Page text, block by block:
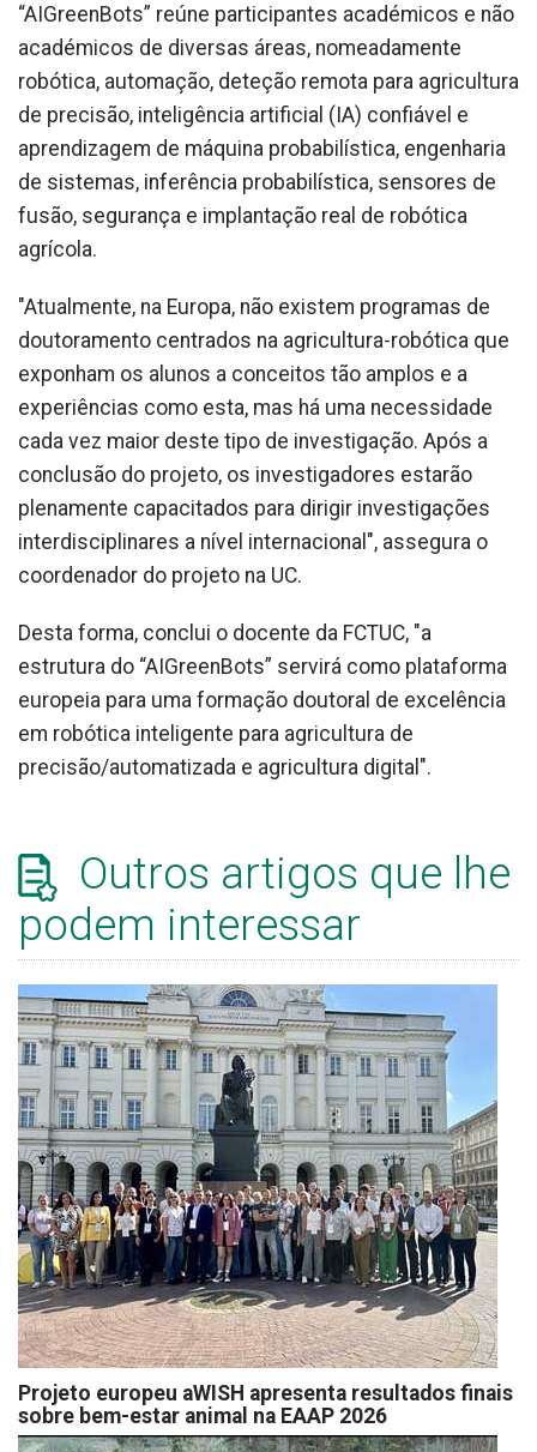
“AIGreenBots” reúne participantes académicos e não
académicos de diversas áreas, nomeadamente
robótica, automação, deteção remota para agricultura
de precisão, inteligência artificial (IA) confiável e
aprendizagem de máquina probabilística, engenharia
de sistemas, inferência probabilística, sensores de
fusão, segurança e implantação real de robótica
agrícola.
"Atualmente, na Europa, não existem programas de
doutoramento centrados na agricultura-robótica que
exponham os alunos a conceitos tão amplos e a
experiências como esta, mas há uma necessidade
cada vez maior deste tipo de investigação. Após a
conclusão do projeto, os investigadores estarão
plenamente capacitados para dirigir investigações
interdisciplinares a nível internacional", assegura o
coordenador do projeto na UC.
Desta forma, conclui o docente da FCTUC, "a
estrutura do “AIGreenBots” servirá como plataforma
europeia para uma formação doutoral de excelência
em robótica inteligente para agricultura de
precisão/automatizada e agricultura digital".
Outros artigos que lhe
podem interessar
Projeto europeu aWISH apresenta resultados finais
sobre bem-estar animal na EAAP 2026